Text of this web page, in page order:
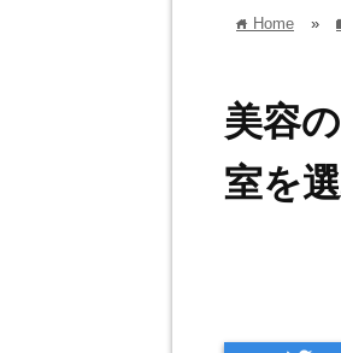
home Home »
美容
室を